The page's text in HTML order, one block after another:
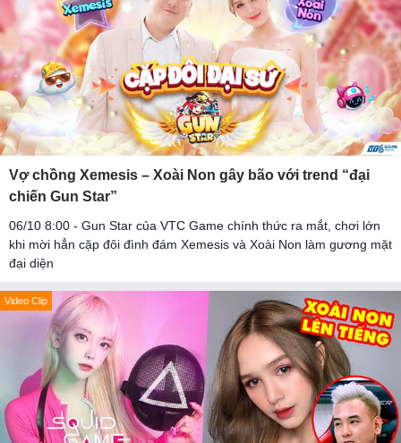
Vợ chồng Xemesis – Xoài Non gây bão với trend “đại
chiến Gun Star”
06/10 8:00 - Gun Star của VTC Game chính thức ra mắt, chơi lớn
khi mời hẳn cặp đôi đình đám Xemesis và Xoài Non làm gương mặt
đại diện
Video Clip